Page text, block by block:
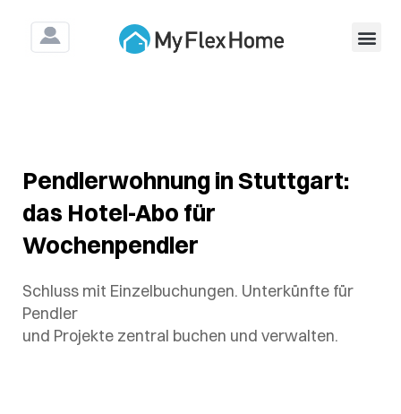
Pendlerwohnung in Stuttgart:
das Hotel-Abo für
Wochenpendler
Schluss mit Einzelbuchungen. Unterkünfte für
Pendler
und Projekte zentral buchen und verwalten.